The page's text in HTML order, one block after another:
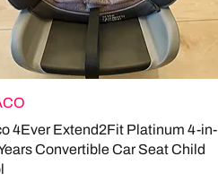
4Ever Extend2Fit Platinum 4-in-
Convertible Car Seat Child